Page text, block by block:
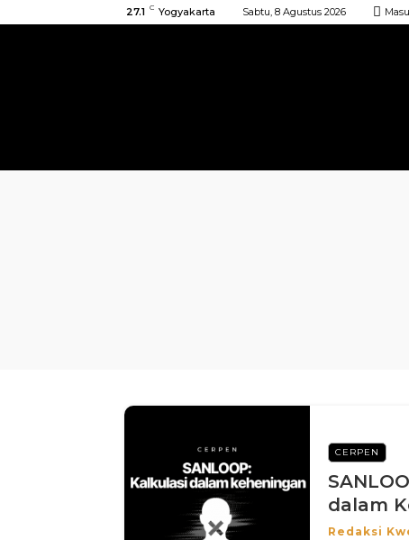
27.1 C Yogyakarta Sabtu, 8 Agustus 2026
CERPEN
dalam
Redaksi